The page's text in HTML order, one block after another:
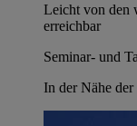
Leicht von den
erreichbar
Seminar- und
In der Nähe